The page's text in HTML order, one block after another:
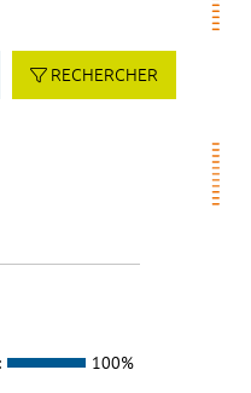
RECHERCHER
100%